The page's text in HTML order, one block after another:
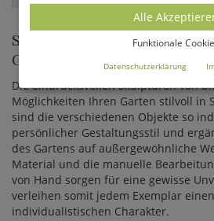
STILVOLLE FIGUREN FÜR
GARTENGESTALTUNG
Die eindrucksvollen Skulpturen von
Möglichkeiten Ihren Garten stilvoll in
sind die verschiedenen Objekte so
persönlicher Gestaltungsstil und
des Gartens auf außergewöhnliche
Material und die manuelle
von Hand sorgen für eine gewisse
verleihen somit jedem Exemplar
individualistischen Charakter.
Alle
Funktionale
Datenschutzerklärung